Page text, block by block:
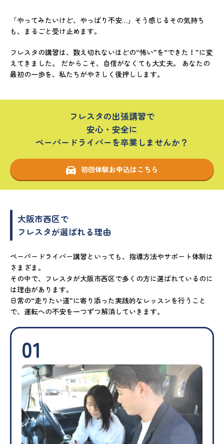
「やってみたいけど、やっぱり不安…」そう感じるその気持ち
も、まるごと受け止めます。
フレスタの講習は、数え切れないほどの“怖い”を“できた！”に変
えてきました。 だからこそ、自信がなくても大丈夫。 あなたの
最初の一歩を、私たちがやさしく後押しします。
フレスタの出張講習で
安心・安全に
ペーパードライバーを卒業しませんか？
初回体験お申込はこちら
大阪市西区で
フレスタが選ばれる理由
ペーパードライバー講習といっても、指導方法やサポート体制は
さまざま。
その中で、フレスタが大阪市西区で多くの方に選ばれているのに
は理由があります。
日常の“走りたい道”に寄り添った実践的なレッスンを行うこと
で、運転への不安を一つずつ解消していきます。
01